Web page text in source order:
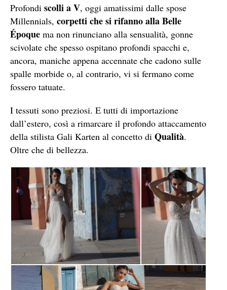
Profondi scolli a V, oggi amatissimi dalle spose
Millennials, corpetti che si rifanno alla Belle
Époque ma non rinunciano alla sensualità, gonne
scivolate che spesso ospitano profondi spacchi e,
ancora, maniche appena accennate che cadono sulle
spalle morbide o, al contrario, vi si fermano come
fossero tatuate.
I tessuti sono preziosi. E tutti di importazione
dall’estero, così a rimarcare il profondo attaccamento
della stilista Gali Karten al concetto di Qualità.
Oltre che di bellezza.